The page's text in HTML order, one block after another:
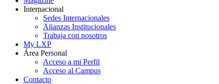
Internacional
Sedes Internacionales
Alianzas Institucionales
Trabaja con nosotros
My LXP
Área Personal
Acceso a mi Perfil
Acceso al Campus
Contacto